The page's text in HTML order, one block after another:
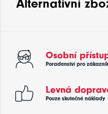
Alternativní
Osobní
Poradenství pro
Levná
Pouze skutečné náklady